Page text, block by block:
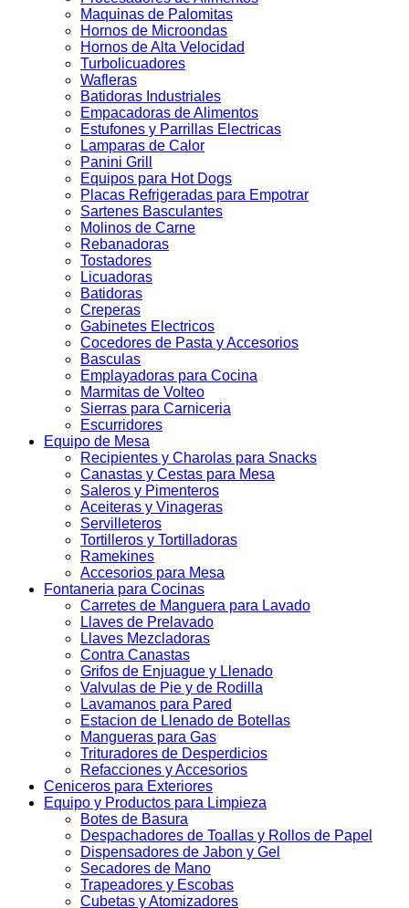
Maquinas de Palomitas
Hornos de Microondas
Hornos de Alta Velocidad
Turbolicuadores
Wafleras
Batidoras Industriales
Empacadoras de Alimentos
Estufones y Parrillas Electricas
Lamparas de Calor
Panini Grill
Equipos para Hot Dogs
Placas Refrigeradas para Empotrar
Sartenes Basculantes
Molinos de Carne
Rebanadoras
Tostadores
Licuadoras
Batidoras
Creperas
Gabinetes Electricos
Cocedores de Pasta y Accesorios
Basculas
Emplayadoras para Cocina
Marmitas de Volteo
Sierras para Carniceria
Escurridores
Equipo de Mesa
Recipientes y Charolas para Snacks
Canastas y Cestas para Mesa
Saleros y Pimenteros
Aceiteras y Vinageras
Servilleteros
Tortilleros y Tortilladoras
Ramekines
Accesorios para Mesa
Fontaneria para Cocinas
Carretes de Manguera para Lavado
Llaves de Prelavado
Llaves Mezcladoras
Contra Canastas
Grifos de Enjuague y Llenado
Valvulas de Pie y de Rodilla
Lavamanos para Pared
Estacion de Llenado de Botellas
Mangueras para Gas
Trituradores de Desperdicios
Refacciones y Accesorios
Ceniceros para Exteriores
Equipo y Productos para Limpieza
Botes de Basura
Despachadores de Toallas y Rollos de Papel
Dispensadores de Jabon y Gel
Secadores de Mano
Trapeadores y Escobas
Cubetas y Atomizadores